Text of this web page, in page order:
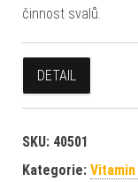
činnost svalů.
DETAIL
SKU: 40501
Kategorie: Vitamin